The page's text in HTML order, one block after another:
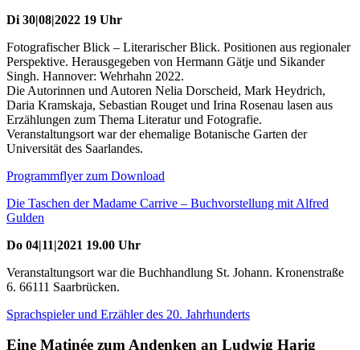
Di 30|08|2022 19 Uhr
Fotografischer Blick – Literarischer Blick. Positionen aus regionaler
Perspektive. Herausgegeben von Hermann Gätje und Sikander
Singh. Hannover: Wehrhahn 2022.
Die Autorinnen und Autoren Nelia Dorscheid, Mark Heydrich,
Daria Kramskaja, Sebastian Rouget und Irina Rosenau lasen aus
Erzählungen zum Thema Literatur und Fotografie.
Veranstaltungsort war der ehemalige Botanische Garten der
Universität des Saarlandes.
Programmflyer zum Download
Die Taschen der Madame Carrive – Buchvorstellung mit Alfred
Gulden
Do 04|11|2021 19.00 Uhr
Veranstaltungsort war die Buchhandlung St. Johann. Kronenstraße
6. 66111 Saarbrücken.
Sprachspieler und Erzähler des 20. Jahrhunderts
Eine Matinée zum Andenken an Ludwig Harig